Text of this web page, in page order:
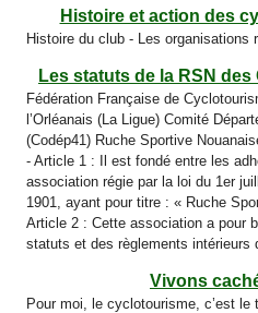
Histoire et action des
Histoire du club - Les organisations
Les statuts de la RSN
Fédération Française de
l’Orléanais (La Ligue) Comité
(Codép41) Ruche Sportive
- Article 1 : Il est fondé entre les
association régie par la loi du 1er
1901, ayant pour titre : « Ruche
Article 2 : Cette association a pour
statuts et des règlements intérieurs
Vivons
Pour moi, le cyclotourisme, c’est